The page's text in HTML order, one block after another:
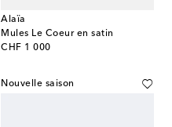
Alaïa
Mules Le Coeur en satin
CHF 1 000
original price
Nouvelle saison